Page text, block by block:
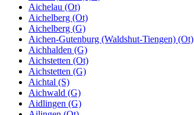
Aichelau (Ot)
Aichelberg (Ot)
Aichelberg (G)
Aichen-Gutenburg (Waldshut-Tiengen) (Ot)
Aichhalden (G)
Aichstetten (Ot)
Aichstetten (G)
Aichtal (S)
Aichwald (G)
Aidlingen (G)